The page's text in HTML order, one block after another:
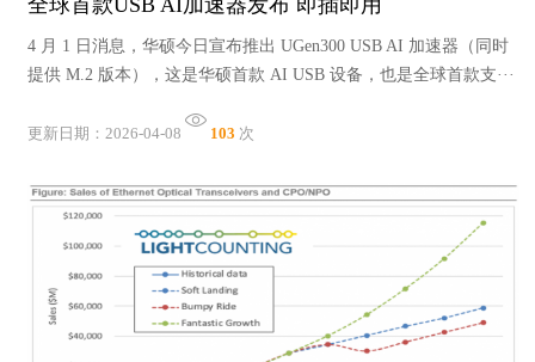
全球首款USB AI加速器发布 即插即用
4 月 1 日消息，华硕今日宣布推出 UGen300 USB AI 加速器（同时
提供 M.2 版本），这是华硕首款 AI USB 设备，也是全球首款支···
更新日期：2026-04-08 103 次